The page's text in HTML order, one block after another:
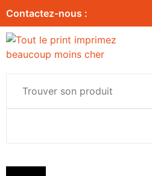
Contactez-nous :